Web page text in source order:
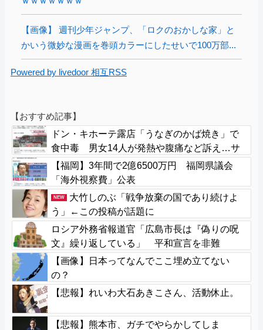
【画像】 週刊少年ジャンプ、「ロクのおかしな家」と
かいう微妙な漫画を巻頭カラーにしたせいで100万部...
Powered by livedoor 相互RSS
【おすすめ記事】
ドン・キホーテ露店「うなぎのかば焼き」で
食中毒 男女14人が発熱や腹痛など訴え…サ
ルモネラ属の菌検出
【福岡】3年間で2億6500万円 福岡県議会
「海外視察費」公表
NEW
大竹しのぶ「戦争放棄の国であり続けよ
う」←この投稿が話題に
ロシア外務省報道官「広島市長は『偽りの呪
文』繰り返している」 平和宣言を非難
【画像】日本ってなんでここ埋め立てない
の？
【悲報】れいわ大石あきこさん、活動休止。
【悲報】熊本市、ガチでやらかしてしま